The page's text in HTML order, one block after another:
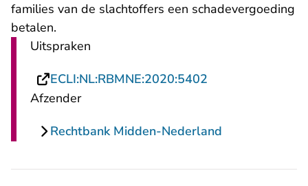
families van de slachtoffers een schadevergoeding
betalen.
Uitspraken
ECLI:NL:RBMNE:2020:5402
Afzender
Rechtbank Midden-Nederland